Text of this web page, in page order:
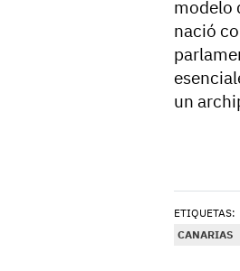
modelo
nació
un
ETIQUETAS:
CANARIAS